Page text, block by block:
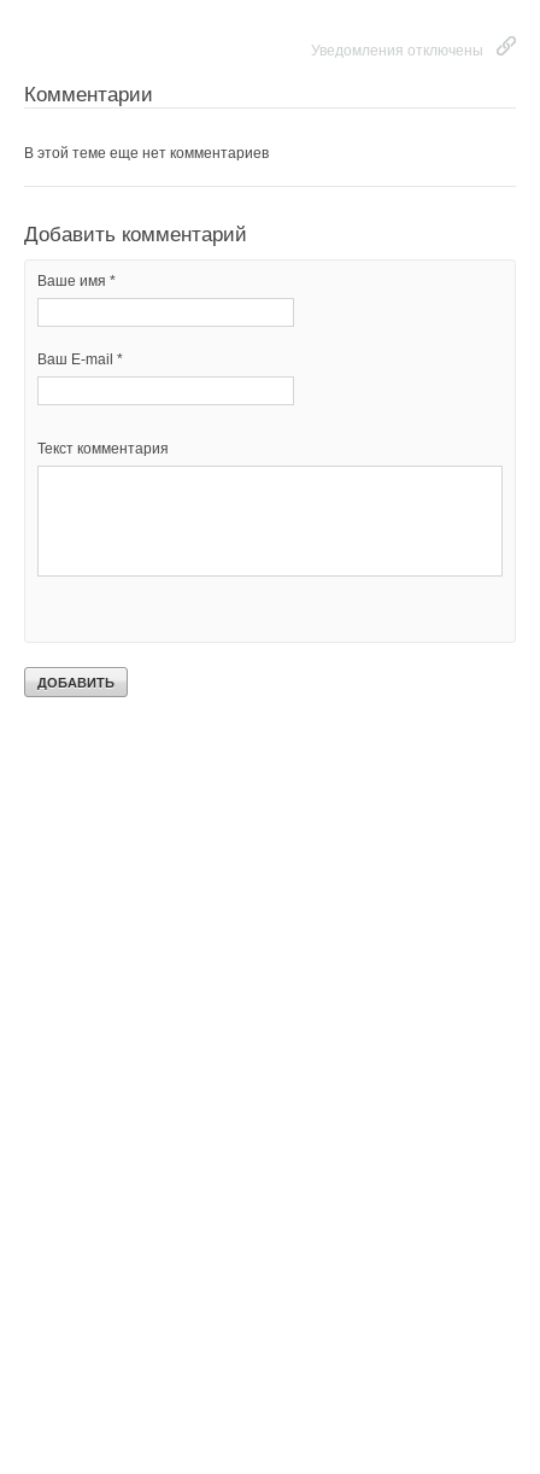
Уведомления отключены
Комментарии
В этой теме еще нет комментариев
Добавить комментарий
Ваше имя *
Ваш E-mail *
Текст комментария